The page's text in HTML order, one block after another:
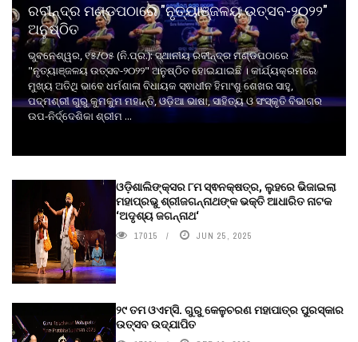
ରବୀନ୍ଦ୍ର ମଣ୍ଡପଠାରେ "ନୃତ୍ୟାଞ୍ଜଳୟ ଉତ୍ସବ-୨୦୨୨"
ଅନୁଷ୍ଠିତ
ଭୁବନେଶ୍ୱର, ୧୫/୦୫ (ନି.ପ୍ର.): ସ୍ଥାନୀୟ ରବୀନ୍ଦ୍ର ମଣ୍ଡପଠାରେ
"ନୃତ୍ୟାଞ୍ଜଳୟ ଉତ୍ସବ-୨୦୨୨" ଅନୁଷ୍ଠିତ ହୋଇଯାଇଛି । କାର୍ଯ୍ୟକ୍ରମରେ
ମୁଖ୍ୟ ଅତିଥି ଭାବେ ଧର୍ମଶାଳା ବିଧାୟକ ସ୍ଵାଧୀନ ହିମାଂଶୁ ଶେଖର ସାହୁ,
ପଦ୍ମଶ୍ରୀ ଗୁରୁ କୁମକୁମ ମହାନ୍ତି, ଓଡ଼ିଆ ଭାଷା, ସାହିତ୍ୟ ଓ ସଂସ୍କୃତି ବିଭାଗର
ଉପ-ନିର୍ଦ୍ଦେଶିକା ଶ୍ରୀମ ...
ଓଡ଼ିଶାଲିଙ୍କ୍ସର ୮ମ ସ୍ଵନକ୍ଷତ୍ର, ଲୁହରେ ଭିଜାଇଲା
ମହାପ୍ରଭୁ ଶ୍ରୀଜଗନ୍ନାଥଙ୍କ ଭକ୍ତି ଆଧାରିତ ନାଟକ
‘ଅଦୃଶ୍ୟ ଜଗନ୍ନାଥ‘
17015 JUN 25, 2025
୨୯ ତମ ଓଏମ୍‌ସି. ଗୁରୁ କେଳୁଚରଣ ମହାପାତ୍ର ପୁରସ୍କାର
ଉତ୍ସବ ଉଦ୍‍ଯାପିତ